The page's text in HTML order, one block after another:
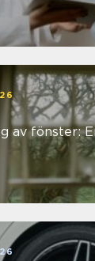
av fönster: